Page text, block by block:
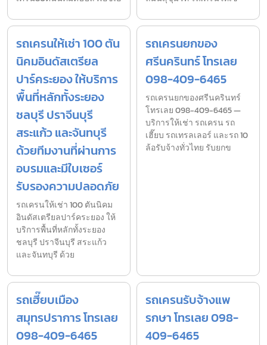
รถเครนให้เช่า 100 ตัน
นิคมอินดัสเตรียล
ปาร์คระยอง ให้บริการ
พื้นที่หลักทั้งระยอง
ชลบุรี ปราจีนบุรี
สระแก้ว และจันทบุรี
ด้วยทีมงานที่ผ่านการ
อบรมและมีใบเซอร์
รับรองความปลอดภัย
รถเครนให้เช่า 100 ตันนิคม
อินดัสเตรียลปาร์คระยอง ให้
บริการพื้นที่หลักทั้งระยอง
ชลบุรี ปราจีนบุรี สระแก้ว
และจันทบุรี ด้วย
รถเครนยกของ
ศรีนครินทร์ โทรเลย
098-409-6465
รถเครนยกของศรีนครินทร์
โทรเลย 098-409-6465 —
บริการให้เช่า รถเครน รถ
เฮี๊ยบ รถเทรลเลอร์ และรถ 10
ล้อรับจ้างทั่วไทย รับยกข
รถเฮี๊ยบเมือง
สมุทรปราการ โทรเลย
098-409-6465
รถเครนรับจ้างแพ
รกษา โทรเลย 098-
409-6465